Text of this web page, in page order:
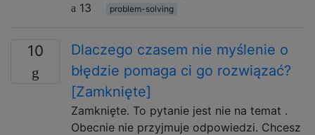
13
problem-solving
10
Dlaczego czasem nie myślenie o
błędzie pomaga ci go rozwiązać?
[Zamknięte]
Zamknięte. To pytanie jest nie na temat .
Obecnie nie przyjmuje odpowiedzi. Chcesz